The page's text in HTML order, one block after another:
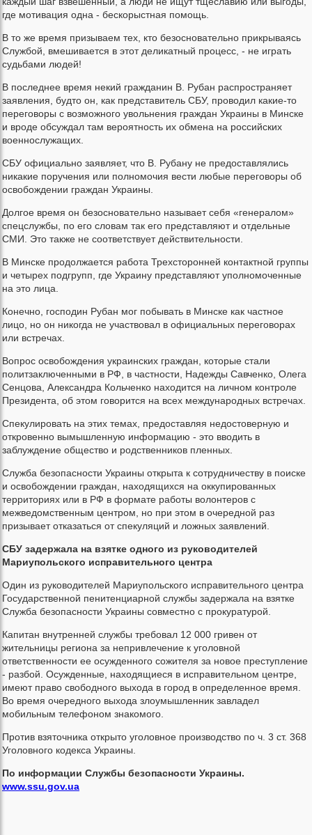
где мотивация одна - бескорыстная помощь.
В то же время призываем тех, кто безосновательно прикрываясь
Службой, вмешивается в этот деликатный процесс, - не играть
судьбами людей!
В последнее время некий гражданин В. Рубан распространяет
заявления, будто он, как представитель СБУ, проводил какие-то
переговоры с возможного увольнения граждан Украины в Минске
и вроде обсуждал там вероятность их обмена на российских
военнослужащих.
СБУ официально заявляет, что В. Рубану не предоставлялись
никакие поручения или полномочия вести любые переговоры об
освобождении граждан Украины.
Долгое время он безосновательно называет себя «генералом»
спецслужбы, по его словам так его представляют и отдельные
СМИ. Это также не соответствует действительности.
В Минске продолжается работа Трехсторонней контактной группы
и четырех подгрупп, где Украину представляют уполномоченные
на это лица.
Конечно, господин Рубан мог побывать в Минске как частное
лицо, но он никогда не участвовал в официальных переговорах
или встречах.
Вопрос освобождения украинских граждан, которые стали
политзаключенными в РФ, в частности, Надежды Савченко, Олега
Сенцова, Александра Кольченко находится на личном контроле
Президента, об этом говорится на всех международных встречах.
Спекулировать на этих темах, предоставляя недостоверную и
откровенно вымышленную информацию - это вводить в
заблуждение общество и родственников пленных.
Служба безопасности Украины открыта к сотрудничеству в поиске
и освобождении граждан, находящихся на оккупированных
территориях или в РФ в формате работы волонтеров с
межведомственным центром, но при этом в очередной раз
призывает отказаться от спекуляций и ложных заявлений.
СБУ задержала на взятке одного из руководителей
Мариупольского исправительного центра
Один из руководителей Мариупольского исправительного центра
Государственной пенитенциарной службы задержала на взятке
Служба безопасности Украины совместно с прокуратурой.
Капитан внутренней службы требовал 12 000 гривен от
жительницы региона за непривлечение к уголовной
ответственности ее осужденного сожителя за новое преступление
- разбой. Осужденные, находящиеся в исправительном центре,
имеют право свободного выхода в город в определенное время.
Во время очередного выхода злоумышленник завладел
мобильным телефоном знакомого.
Против взяточника открыто уголовное производство по ч. 3 ст. 368
Уголовного кодекса Украины.
По информации Службы безопасности Украины.
www.ssu.gov.ua